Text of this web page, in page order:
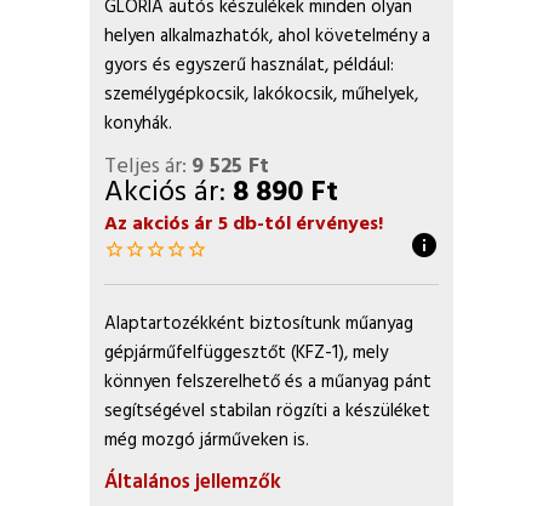
GLORIA autós készülékek minden olyan
helyen alkalmazhatók, ahol követelmény a
gyors és egyszerű használat, például:
személygépkocsik, lakókocsik, műhelyek,
konyhák.
Teljes ár: 9 525 Ft
Akciós ár: 8 890 Ft
Az akciós ár 5 db-tól érvényes!
star_borderstar_borderstar_borderstar_borderstar_border info
Alaptartozékként biztosítunk műanyag
gépjárműfelfüggesztőt (KFZ-1), mely
könnyen felszerelhető és a műanyag pánt
segítségével stabilan rögzíti a készüléket
még mozgó járműveken is.
Általános jellemzők